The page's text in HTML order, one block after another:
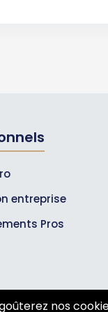
entreprise
Pros
nos